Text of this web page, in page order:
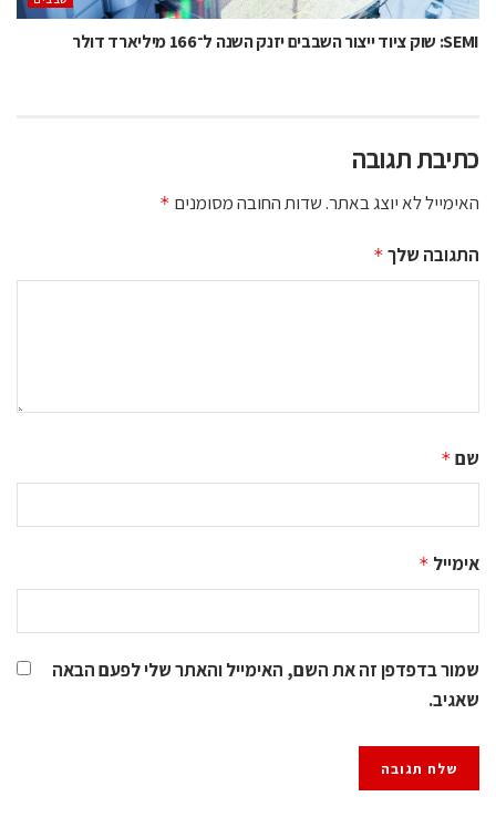
SEMI: שוק ציוד ייצור השבבים יזנק השנה ל־166 מיליארד דולר
כתיבת תגובה
האימייל לא יוצג באתר.שדות החובה מסומנים *
התגובה שלך *
שם *
אימייל *
שמור בדפדפן זה את השם, האימייל והאתר שלי לפעם הבאה
שאגיב.